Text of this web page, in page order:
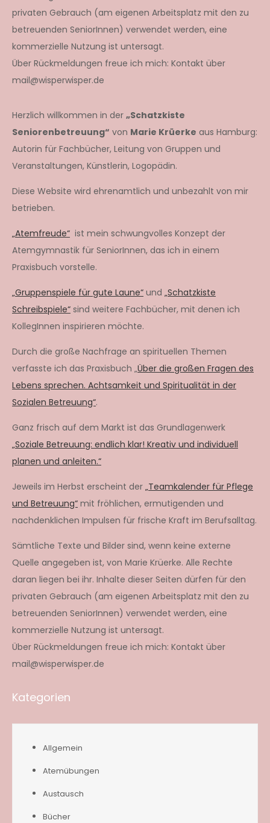
privaten Gebrauch (am eigenen Arbeitsplatz mit den zu
betreuenden SeniorInnen) verwendet werden, eine
kommerzielle Nutzung ist untersagt.
Über Rückmeldungen freue ich mich: Kontakt über
mail@wisperwisper.de
Herzlich willkommen in der „Schatzkiste
Seniorenbetreuung“ von Marie Krüerke aus Hamburg:
Autorin für Fachbücher, Leitung von Gruppen und
Veranstaltungen, Künstlerin, Logopädin.
Diese Website wird ehrenamtlich und unbezahlt von mir
betrieben.
„Atemfreude“ ist mein schwungvolles Konzept der
Atemgymnastik für SeniorInnen, das ich in einem
Praxisbuch vorstelle.
„Gruppenspiele für gute Laune“ und „Schatzkiste
Schreibspiele“ sind weitere Fachbücher, mit denen ich
KollegInnen inspirieren möchte.
Durch die große Nachfrage an spirituellen Themen
verfasste ich das Praxisbuch „Über die großen Fragen des
Lebens sprechen. Achtsamkeit und Spiritualität in der
Sozialen Betreuung“.
Ganz frisch auf dem Markt ist das Grundlagenwerk
„Soziale Betreuung: endlich klar! Kreativ und individuell
planen und anleiten.“
Jeweils im Herbst erscheint der „Teamkalender für Pflege
und Betreuung“ mit fröhlichen, ermutigenden und
nachdenklichen Impulsen für frische Kraft im Berufsalltag.
Sämtliche Texte und Bilder sind, wenn keine externe
Quelle angegeben ist, von Marie Krüerke. Alle Rechte
daran liegen bei ihr. Inhalte dieser Seiten dürfen für den
privaten Gebrauch (am eigenen Arbeitsplatz mit den zu
betreuenden SeniorInnen) verwendet werden, eine
kommerzielle Nutzung ist untersagt.
Über Rückmeldungen freue ich mich: Kontakt über
mail@wisperwisper.de
Kategorien
Allgemein
Atemübungen
Austausch
Bücher